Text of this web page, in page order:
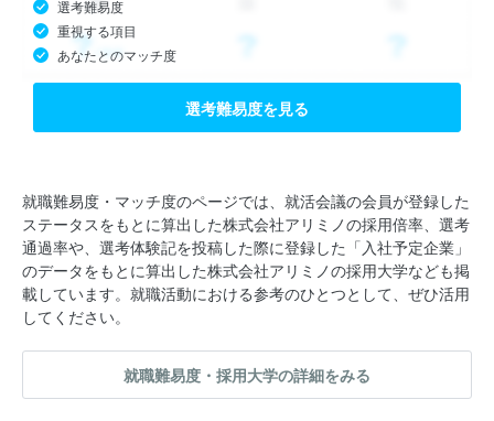
選考難易度
重視する項目
あなたとのマッチ度
選考難易度を見る
就職難易度・マッチ度のページでは、就活会議の会員が登録した
ステータスをもとに算出した株式会社アリミノの採用倍率、選考
通過率や、選考体験記を投稿した際に登録した「入社予定企業」
のデータをもとに算出した株式会社アリミノの採用大学なども掲
載しています。就職活動における参考のひとつとして、ぜひ活用
してください。
就職難易度・採用大学の詳細をみる